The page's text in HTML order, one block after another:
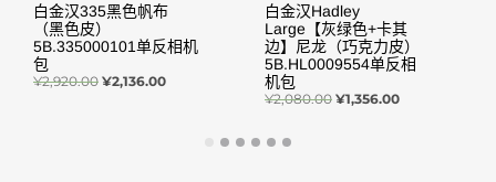
白金汉335黑色帆布
（黑色皮）
5B.335000101单反相机
包
¥2,920.00 ¥2,136.00
白金汉Hadley
Large【灰绿色+卡其
边】尼龙（巧克力皮）
5B.HL0009554单反相
机包
¥2,080.00 ¥1,356.00
阅读更多